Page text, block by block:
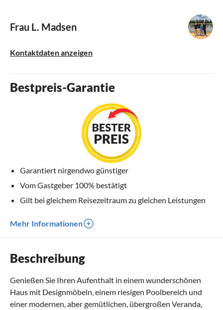
Frau L. Madsen
Kontaktdaten anzeigen
Bestpreis-Garantie
Garantiert nirgendwo günstiger
Vom Gastgeber 100% bestätigt
Gilt bei gleichem Reisezeitraum zu gleichen Leistungen
Mehr Informationen
Beschreibung
Genießen Sie Ihren Aufenthalt in einem wunderschönen
Haus mit Designmöbeln, einem riesigen Poolbereich und
einer modernen, aber gemütlichen, übergroßen Veranda,